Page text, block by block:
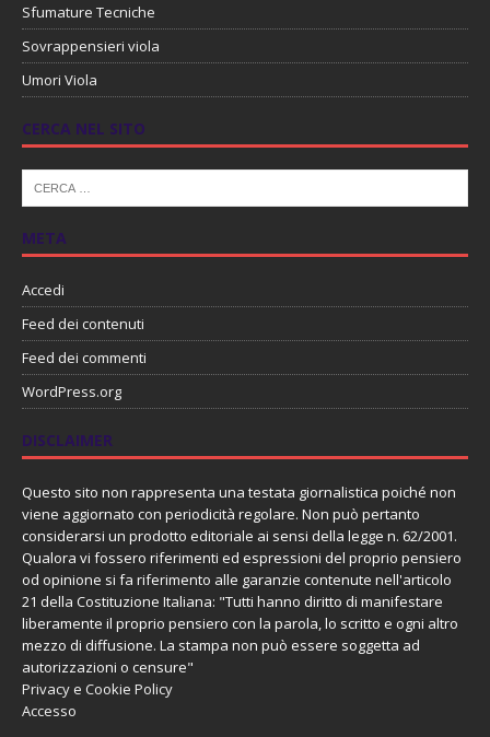
Sfumature Tecniche
Sovrappensieri viola
Umori Viola
CERCA NEL SITO
META
Accedi
Feed dei contenuti
Feed dei commenti
WordPress.org
DISCLAIMER
Questo sito non rappresenta una testata giornalistica poiché non
viene aggiornato con periodicità regolare. Non può pertanto
considerarsi un prodotto editoriale ai sensi della legge n. 62/2001.
Qualora vi fossero riferimenti ed espressioni del proprio pensiero
od opinione si fa riferimento alle garanzie contenute nell'articolo
21 della Costituzione Italiana: "Tutti hanno diritto di manifestare
liberamente il proprio pensiero con la parola, lo scritto e ogni altro
mezzo di diffusione. La stampa non può essere soggetta ad
autorizzazioni o censure"
Privacy e Cookie Policy
Accesso